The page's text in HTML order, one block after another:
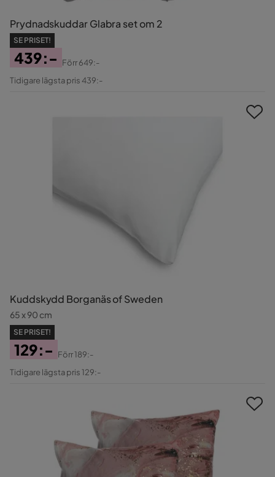
Prydnadskuddar Glabra set om 2
SE PRISET!
Pris
439:-
Original
Förr649:-
Tidigare lägsta pris 439:-
Kuddskydd Borganäs of Sweden
65 x 90 cm
SE PRISET!
Pris
129:-
Original
Förr189:-
Tidigare lägsta pris 129:-